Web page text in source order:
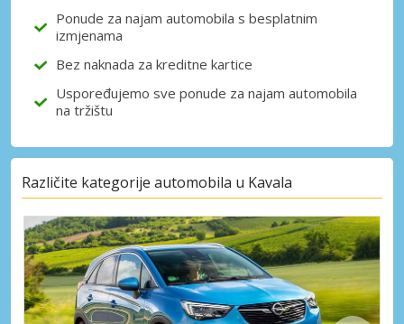
Ponude za najam automobila s besplatnim
izmjenama
Bez naknada za kreditne kartice
Uspoređujemo sve ponude za najam automobila
na tržištu
Različite kategorije automobila u Kavala